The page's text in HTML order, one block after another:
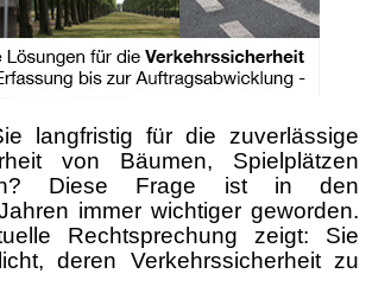
langfristig für die zuverlässige
von Bäumen, Spielplätzen
Diese Frage ist in den
immer wichtiger geworden.
Rechtsprechung zeigt: Sie
deren Verkehrssicherheit zu